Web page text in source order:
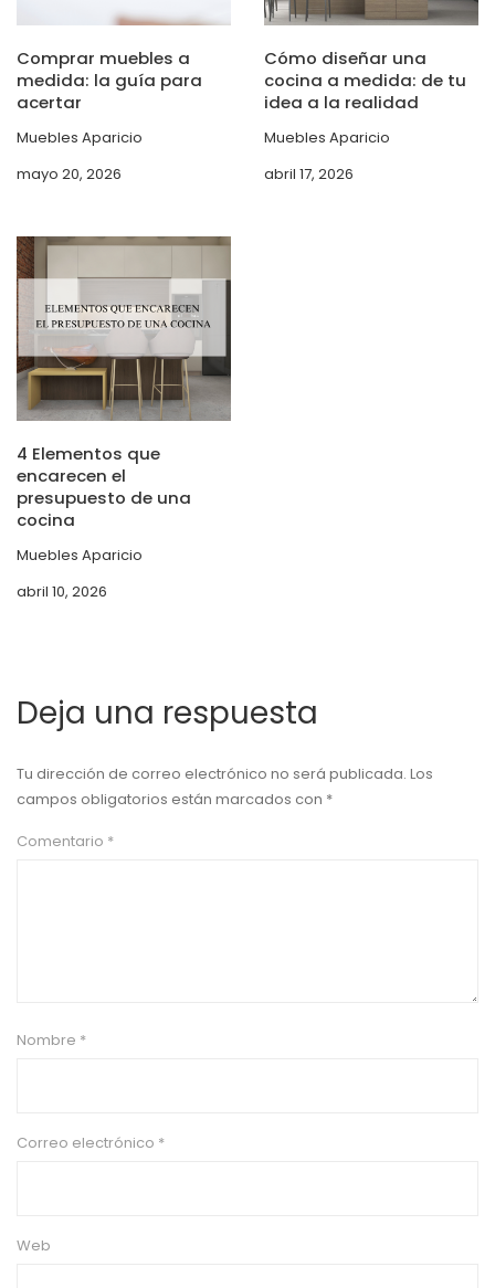
Comprar muebles a
medida: la guía para
acertar
Muebles Aparicio
mayo 20, 2026
Cómo diseñar una
cocina a medida: de tu
idea a la realidad
Muebles Aparicio
abril 17, 2026
4 Elementos que
encarecen el
presupuesto de una
cocina
Muebles Aparicio
abril 10, 2026
Deja una respuesta
Tu dirección de correo electrónico no será publicada. Los
campos obligatorios están marcados con *
Comentario *
Nombre *
Correo electrónico *
Web